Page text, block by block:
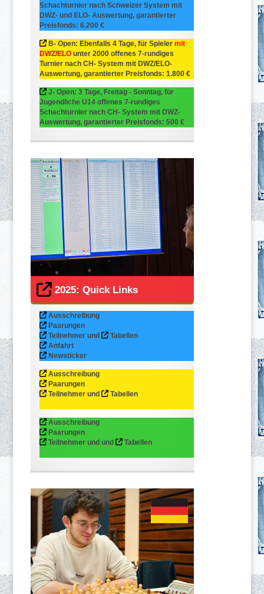
Schachturnier nach Schweizer System mit
DWZ- und ELO- Auswertung, garantierter
Preisfonds: 6.200 €
B- Open: Ebenfalls 4 Tage, für Spielermit
DWZ/ELO unter 2000 offenes 7-rundiges
Turnier nach CH- System mit DWZ/ELO-
Auswertung, garantierter Preisfonds: 1.800 €
J- Open: 3 Tage, Freitag - Sonntag, für
Jugendliche U14 offenes 7-rundiges
Schachturnier nach CH- System mit DWZ-
Auswertung, garantierter Preisfonds: 500 €
2025: Quick Links
Ausschreibung
Paarungen
Teilnehmer und
Tabellen
Anfahrt
Newsticker
Ausschreibung
Paarungen
Teilnehmer und
Tabellen
Ausschreibung
Paarungen
Teilnehmer und und
Tabellen